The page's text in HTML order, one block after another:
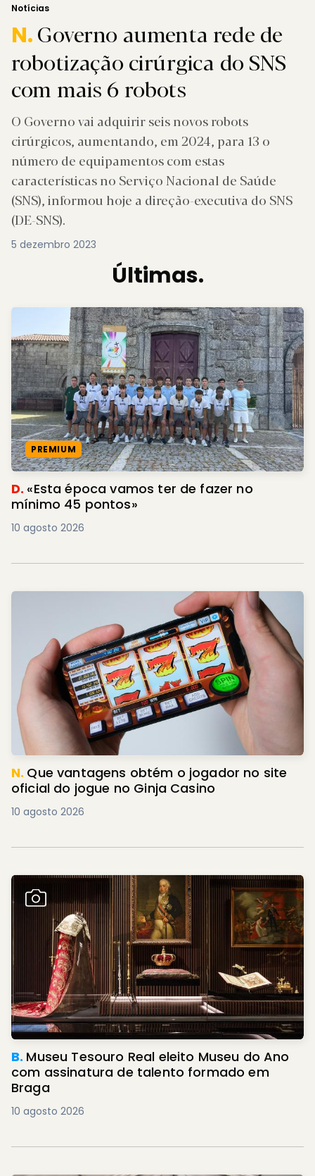
Notícias
N.Governo aumenta rede de
robotização cirúrgica do SNS
com mais 6 robots
O Governo vai adquirir seis novos robots
cirúrgicos, aumentando, em 2024, para 13 o
número de equipamentos com estas
características no Serviço Nacional de Saúde
(SNS), informou hoje a direção-executiva do SNS
(DE-SNS).
5 dezembro 2023
Últimas.
PREMIUM
D. «Esta época vamos ter de fazer no
mínimo 45 pontos»
10 agosto 2026
N. Que vantagens obtém o jogador no site
oficial do jogue no Ginja Casino
10 agosto 2026
B. Museu Tesouro Real eleito Museu do Ano
com assinatura de talento formado em
Braga
10 agosto 2026